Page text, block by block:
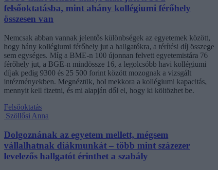
felsőoktatásba, mint ahány kollégiumi férőhely
összesen van
Nemcsak abban vannak jelentős különbségek az egyetemek között,
hogy hány kollégiumi férőhely jut a hallgatókra, a térítési díj összege
sem egységes. Míg a BME-n 100 újonnan felvett egyetemistára 76
férőhely jut, a BGE-n mindössze 16, a legolcsóbb havi kollégiumi
díjak pedig 9300 és 25 500 forint között mozognak a vizsgált
intézményekben. Megnéztük, hol mekkora a kollégiumi kapacitás,
mennyit kell fizetni, és mi alapján dől el, hogy ki költözhet be.
Felsőoktatás
Szöllősi Anna
Dolgoznának az egyetem mellett, mégsem
vállalhatnak diákmunkát – több mint százezer
levelezős hallgatót érinthet a szabály